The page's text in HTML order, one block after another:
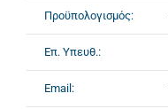
Προϋπολογισμός:
Επ. Υπευθ.:
Email: